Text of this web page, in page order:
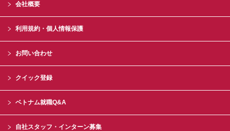
会社概要
利用規約・個人情報保護
お問い合わせ
クイック登録
ベトナム就職Q&A
自社スタッフ・インターン募集